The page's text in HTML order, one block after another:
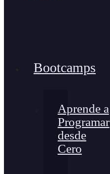
Bootcamps
Aprende a
Programar
desde
Cero